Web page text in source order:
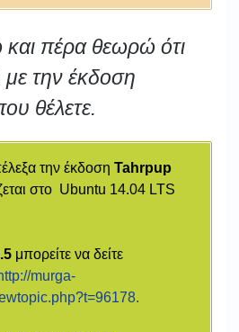
πέρα θεωρώ ότι
με την έκδοση
θέλετε.
την έκδοση Tahrpup
στο Ubuntu 14.04 LTS
μπορείτε να δείτε
murga-